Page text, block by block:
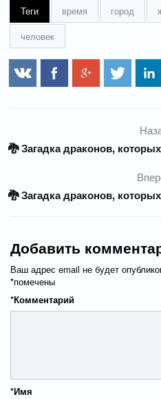
Теги время город
человек
🐉 Загадка драконов,
🐉 Загадка драконов,
Добавить
Ваш адрес email не будет
помечены
*
Комментарий
*
Имя
*